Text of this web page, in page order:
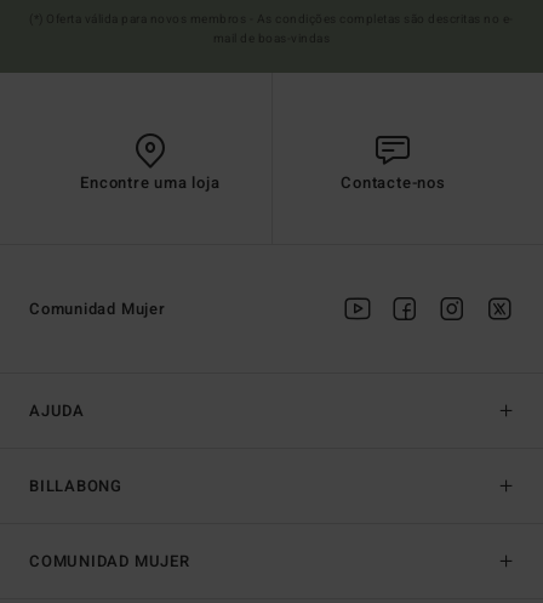
Encontre uma loja Contacte-nos
AJUDA
BILLABONG
Comunidad Mujer
COMUNIDAD MUJER